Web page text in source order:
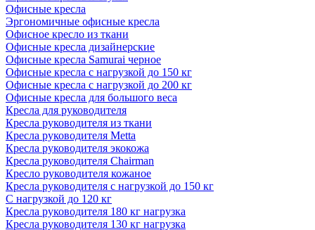
Офисные кресла
Эргономичные офисные кресла
Офисное кресло из ткани
Офисные кресла дизайнерские
Офисные кресла Samurai черное
Офисные кресла с нагрузкой до 150 кг
Офисные кресла с нагрузкой до 200 кг
Офисные кресла для большого веса
Кресла для руководителя
Кресла руководителя из ткани
Кресла руководителя Metta
Кресла руководителя экокожа
Кресла руководителя Chairman
Кресло руководителя кожаное
Кресла руководителя с нагрузкой до 150 кг
С нагрузкой до 120 кг
Кресла руководителя 180 кг нагрузка
Кресла руководителя 130 кг нагрузка